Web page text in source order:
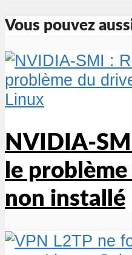
Vous pouvez
Linux
NVIDIA-
le
non installé